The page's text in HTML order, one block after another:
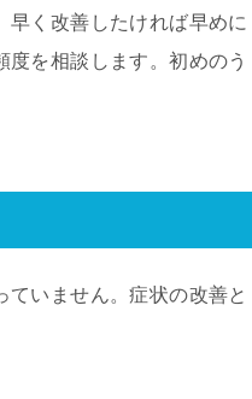
早く改善したければ早めに
を相談します。初めのう
いません。症状の改善と